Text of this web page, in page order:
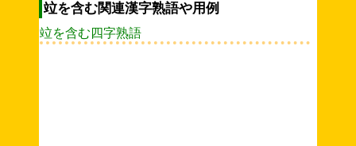
竝を含む関連漢字熟語や用例
竝を含む四字熟語